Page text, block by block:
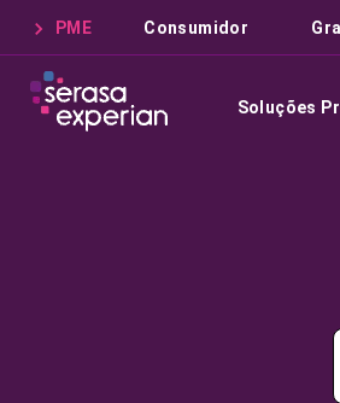
PME Consumidor
Soluções